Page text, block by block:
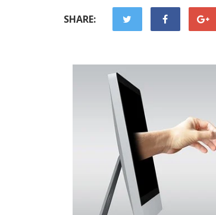
SHARE: